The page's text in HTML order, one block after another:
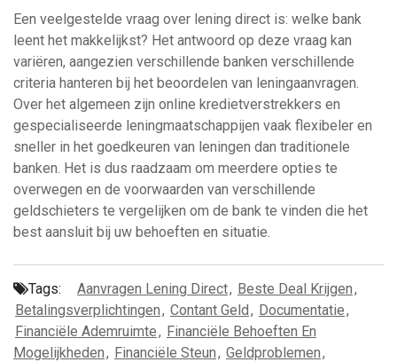
Een veelgestelde vraag over lening direct is: welke bank
leent het makkelijkst? Het antwoord op deze vraag kan
variëren, aangezien verschillende banken verschillende
criteria hanteren bij het beoordelen van leningaanvragen.
Over het algemeen zijn online kredietverstrekkers en
gespecialiseerde leningmaatschappijen vaak flexibeler en
sneller in het goedkeuren van leningen dan traditionele
banken. Het is dus raadzaam om meerdere opties te
overwegen en de voorwaarden van verschillende
geldschieters te vergelijken om de bank te vinden die het
best aansluit bij uw behoeften en situatie.
Tags: Aanvragen Lening Direct, Beste Deal Krijgen,
Betalingsverplichtingen, Contant Geld, Documentatie,
Financiële Ademruimte, Financiële Behoeften En
Mogelijkheden, Financiële Steun, Geldproblemen,